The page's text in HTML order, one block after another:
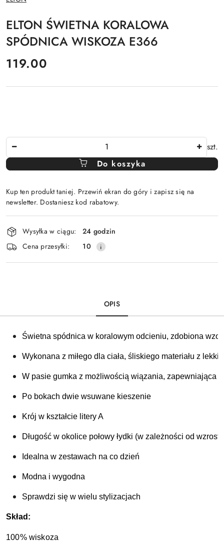
PRODUCENTA:
ELTON ŚWIETNA KORALOWA
SPÓDNICA WISKOZA E366
cena:
119.00
szt.
Do koszyka
Kup ten produkt taniej. Przewiń ekran do góry i zapisz się na
newsletter. Dostaniesz kod rabatowy.
Dostępność
i
dostawa
Wysyłka w ciągu:
24 godzin
Cena przesyłki:
10
OPIS
Świetna spódnica w koralowym odcieniu, zdobiona
Wykonana z miłego dla ciała, śliskiego materiału z
W pasie gumka z możliwością wiązania, zapewniająca
Po bokach dwie wsuwane kieszenie
Krój w kształcie litery A
Długość w okolice połowy łydki (w zależności od
Idealna w zestawach na co dzień
Modna i wygodna
Sprawdzi się w wielu stylizacjach
Skład:
100% wiskoza